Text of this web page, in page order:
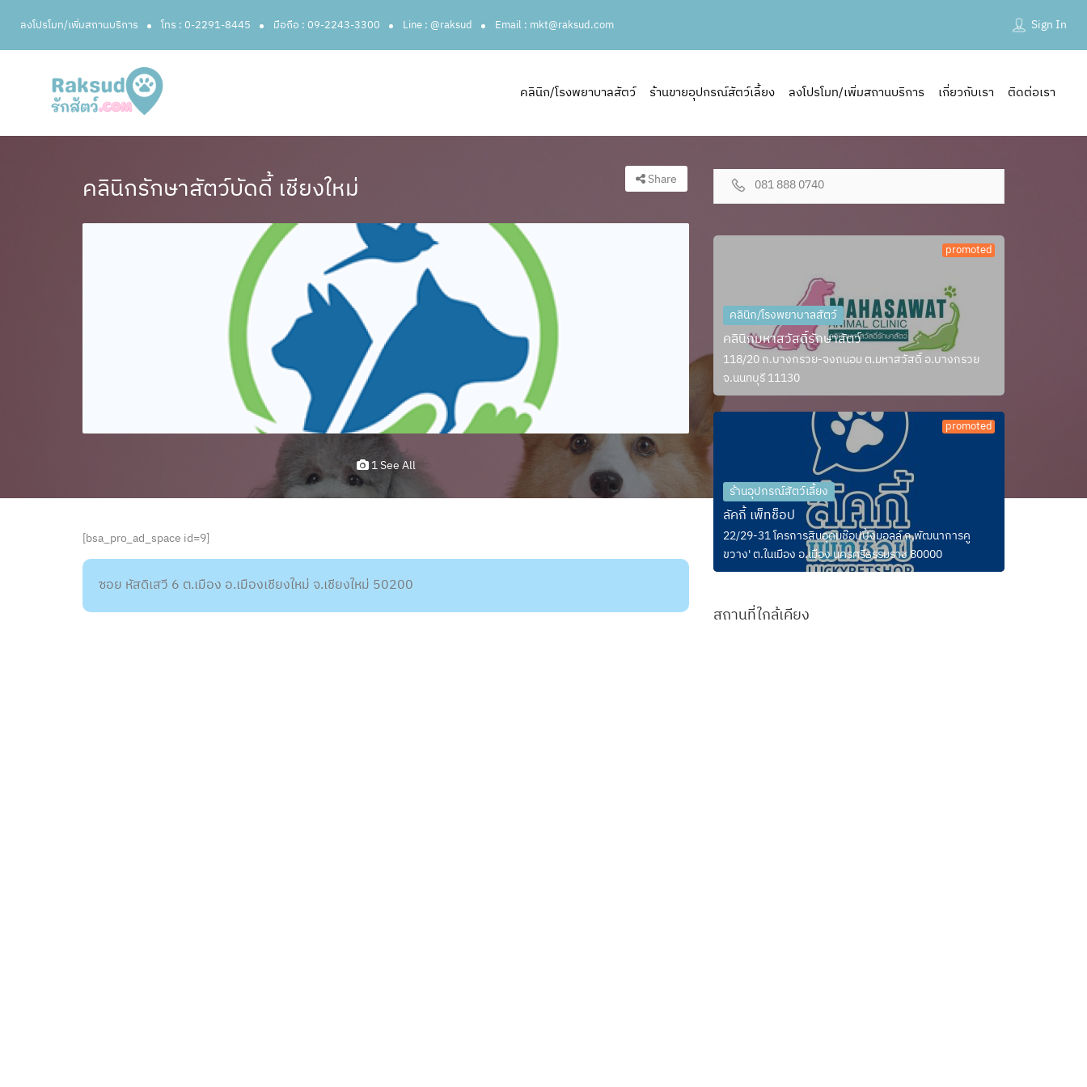
ลงโปรโมท/เพิ่มสถานบริการ โทร : 0-2291-8445 มือถือ : 09-2243-3300 Line : @raksud Email : mkt@raksud.com Sign In
คลินิก/โรงพยาบาลสัตว์ ร้านขายอุปกรณ์สัตว์เลี้ยง ลงโปรโมท/เพิ่มสถานบริการ เกี่ยวกับเรา ติดต่อเรา
คลินิกรักษาสัตว์บัดดี้ เชียงใหม่ Share
1 See All
[bsa_pro_ad_space id=9]
ซอย หัสดิเสวี 6 ต.เมือง อ.เมืองเชียงใหม่ จ.เชียงใหม่ 50200
081 888 0740
promoted
คลินิก/โรงพยาบาลสัตว์
คลินิกมหาสวัสดิ์รักษาสัตว์
118/20 ถ.บางกรวย-จงถนอม ต.มหาสวัสดิ์ อ.บางกรวย
จ.นนทบุรี 11130
promoted
ร้านอุปกรณ์สัตว์เลี้ยง
ลัคกี้ เพ็ทช็อป
22/29-31 โครการสินอุดมช๊อปปิ้งมอลล์ ถ.พัฒนาการคู
ขวาง' ต.ในเมือง อ.เมือง นครศรีธรรมราช 80000
สถานที่ใกล้เคียง